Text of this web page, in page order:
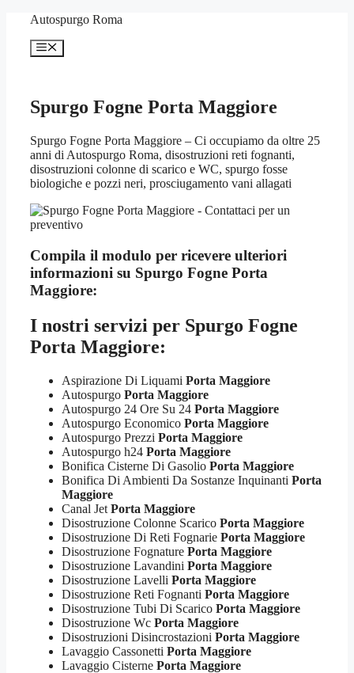
contenuto
Autospurgo Roma
Menu
Spurgo Fogne Porta Maggiore
Spurgo Fogne Porta Maggiore – Ci occupiamo da oltre 25
anni di Autospurgo Roma, disostruzioni reti fognanti,
disostruzioni colonne di scarico e WC, spurgo fosse
biologiche e pozzi neri, prosciugamento vani allagati
Compila il modulo per ricevere ulteriori
informazioni su Spurgo Fogne Porta
Maggiore:
I nostri servizi per Spurgo Fogne
Porta Maggiore:
Aspirazione Di Liquami Porta Maggiore
Autospurgo Porta Maggiore
Autospurgo 24 Ore Su 24 Porta Maggiore
Autospurgo Economico Porta Maggiore
Autospurgo Prezzi Porta Maggiore
Autospurgo h24 Porta Maggiore
Bonifica Cisterne Di Gasolio Porta Maggiore
Bonifica Di Ambienti Da Sostanze Inquinanti Porta
Maggiore
Canal Jet Porta Maggiore
Disostruzione Colonne Scarico Porta Maggiore
Disostruzione Di Reti Fognarie Porta Maggiore
Disostruzione Fognature Porta Maggiore
Disostruzione Lavandini Porta Maggiore
Disostruzione Lavelli Porta Maggiore
Disostruzione Reti Fognanti Porta Maggiore
Disostruzione Tubi Di Scarico Porta Maggiore
Disostruzione Wc Porta Maggiore
Disostruzioni Disincrostazioni Porta Maggiore
Lavaggio Cassonetti Porta Maggiore
Lavaggio Cisterne Porta Maggiore